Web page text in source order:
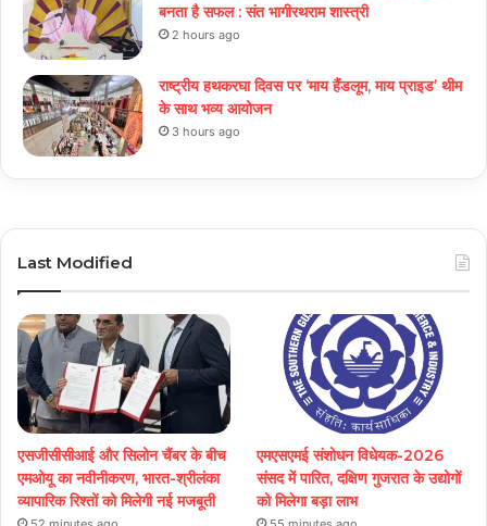
बनता है सफल : संत भागीरथराम शास्त्री
2 hours ago
राष्ट्रीय हथकरघा दिवस पर ‘माय हैंडलूम, माय प्राइड’ थीम
के साथ भव्य आयोजन
3 hours ago
Last Modified
एसजीसीसीआई और सिलोन चैंबर के बीच
एमओयू का नवीनीकरण, भारत-श्रीलंका
व्यापारिक रिश्तों को मिलेगी नई मजबूती
एमएसएमई संशोधन विधेयक-2026
संसद में पारित, दक्षिण गुजरात के उद्योगों
को मिलेगा बड़ा लाभ